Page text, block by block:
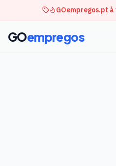
GOempregos.pt
GOempregos